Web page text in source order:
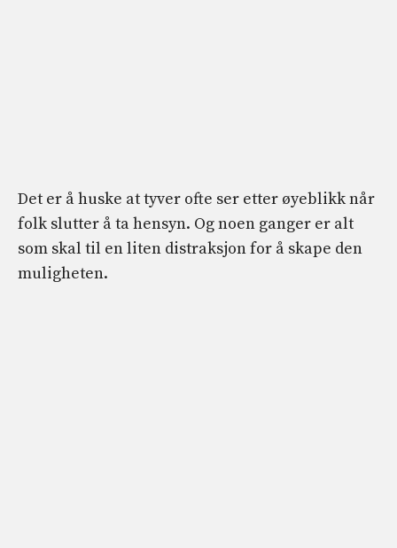
Det er å huske at tyver ofte ser etter øyeblikk når
folk slutter å ta hensyn. Og noen ganger er alt
som skal til en liten distraksjon for å skape den
muligheten.